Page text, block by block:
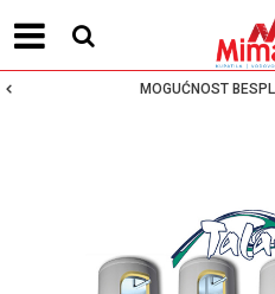
MOGUĆNOST